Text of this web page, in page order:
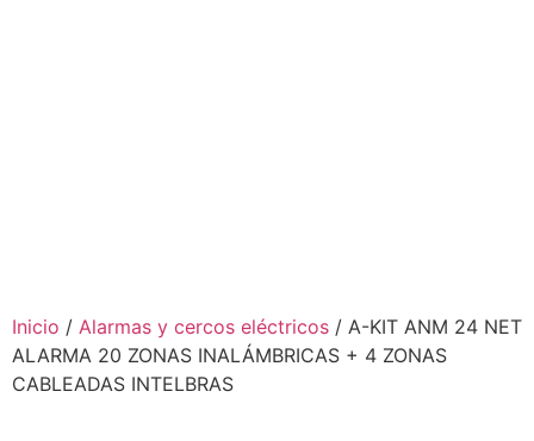
Inicio / Alarmas y cercos eléctricos / A-KIT ANM 24 NET
ALARMA 20 ZONAS INALÁMBRICAS + 4 ZONAS
CABLEADAS INTELBRAS